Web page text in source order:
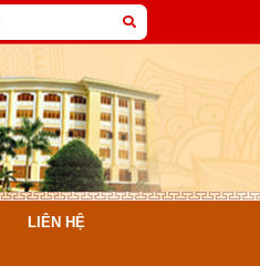
LIÊN HỆ
kiến về cam kết
đối ứng ngân sách
hiện Dự án
làm...